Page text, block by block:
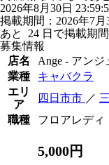
2026年8月30日
掲載期間：2026年7月
あと 24 日で掲載期
募集情報
店名
Ange - アンジ
業種
キャバクラ
エリ
ア
四日市市 ／
職種
フロアレディ
5,000円